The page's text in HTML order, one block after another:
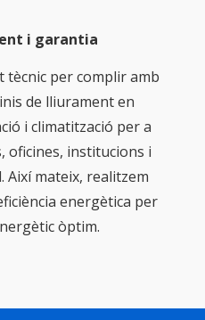
i garantia
tècnic per complir amb
de lliurament en
i climatització per a
oficines, institucions i
Així mateix, realitzem
energètica per
òptim.